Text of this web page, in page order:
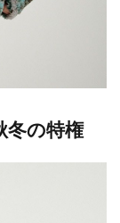
冬の特権